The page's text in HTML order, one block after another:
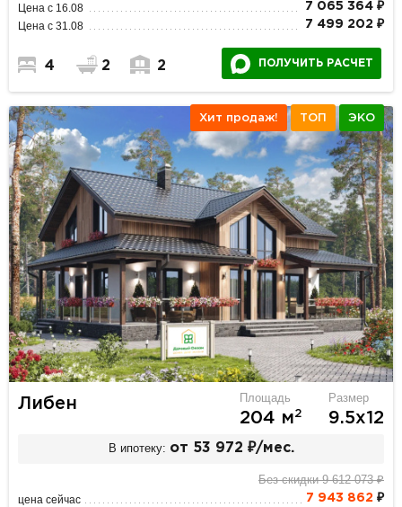
Цена с 16.08 7 065 364 ₽
Цена с 31.08 7 499 202 ₽
4 2 2 ПОЛУЧИТЬ РАСЧЕТ
Хит продаж! ТОП ЭКО
Либен Площадь
204 м2
Размер
9.5х12
В ипотеку: от 53 972 ₽/мес.
Без скидки 9 612 073 ₽
цена сейчас 7 943 862 ₽